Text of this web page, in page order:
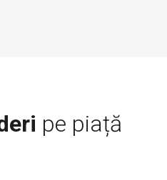
pe piață